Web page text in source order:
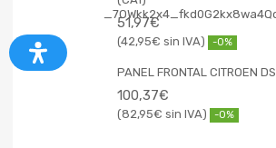
51,97€
42,95€ -0%
PANEL FRONTAL CITROEN
100,37€
82,95€ -0%